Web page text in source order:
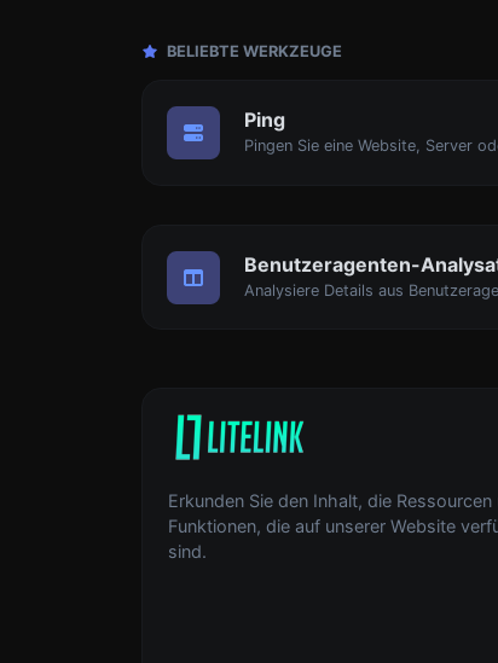
BELIEBTE WERKZEUGE
Ping
Pingen Sie eine Website, Server
Benutzeragenten-
Analysiere Details aus
Erkunden Sie den Inhalt, die Ressourcen
Funktionen, die auf unserer Website
sind.